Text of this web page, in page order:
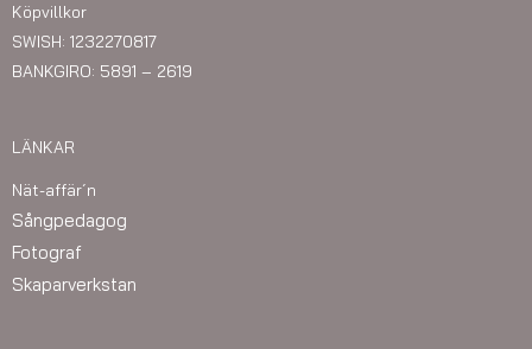
Köpvillkor
SWISH: 1232270817
BANKGIRO: 5891 – 2619
LÄNKAR
Nät-affär´n
Sångpedagog
Fotograf
Skaparverkstan